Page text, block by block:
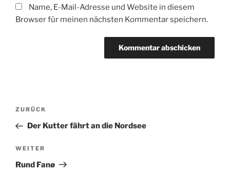
Name, E-Mail-Adresse und Website in diesem
Browser für meinen nächsten Kommentar speichern.
Beitragsnavigation
Vorheriger
Beitrag
ZURÜCK
Der Kutter fährt an die Nordsee
Nächster
Beitrag
WEITER
Rund Fanø